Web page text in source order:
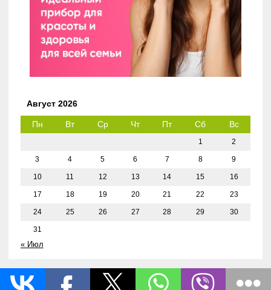
Август 2026
Пн Вт Ср Чт Пт Сб Вс
1 2
3 4 5 6 7 8 9
10 11 12 13 14 15 16
17 18 19 20 21 22 23
24 25 26 27 28 29 30
31
« Июл